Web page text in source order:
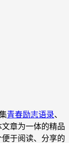
青春励志语录、
章为一体的精品
于阅读、分享的